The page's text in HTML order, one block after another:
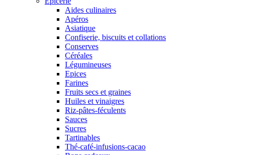
Aides culinaires
Apéros
Asiatique
Confiserie, biscuits et collations
Conserves
Céréales
Légumineuses
Epices
Farines
Fruits secs et graines
Huiles et vinaigres
Riz-pâtes-féculents
Sauces
Sucres
Tartinables
Thé-café-infusions-cacao